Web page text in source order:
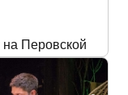
Перовской